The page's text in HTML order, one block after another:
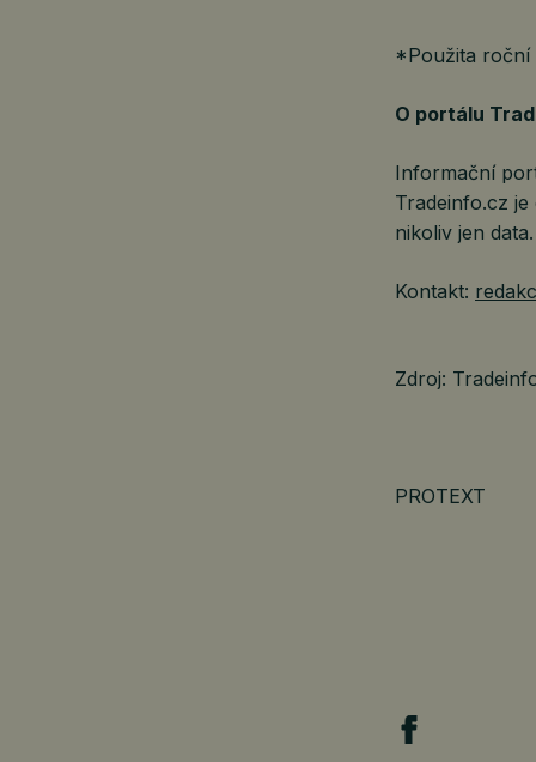
*Použita roční
O portálu
Informační
Tradeinfo.cz
nikoliv jen data.
Kontakt:
Zdroj:
PROTEXT